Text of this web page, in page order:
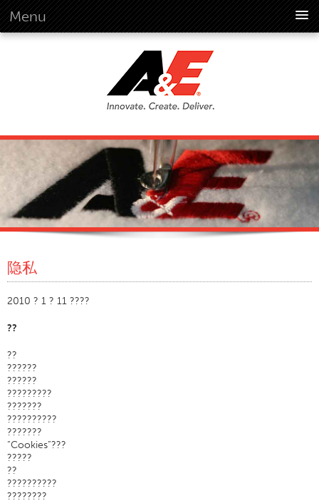
Menu
客户承诺
品质企业文化
产品和品牌
概述
工业缝纫线
品牌
线的结构
隐私
2010 ? 1 ? 11 ????
??
??
??????
??????
?????????
???????
??????????
???????
“Cookies”???
?????
??
??????????
????????